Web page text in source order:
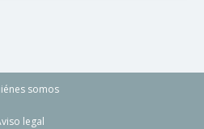
somos
legal